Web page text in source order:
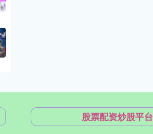
股票配资炒股平台